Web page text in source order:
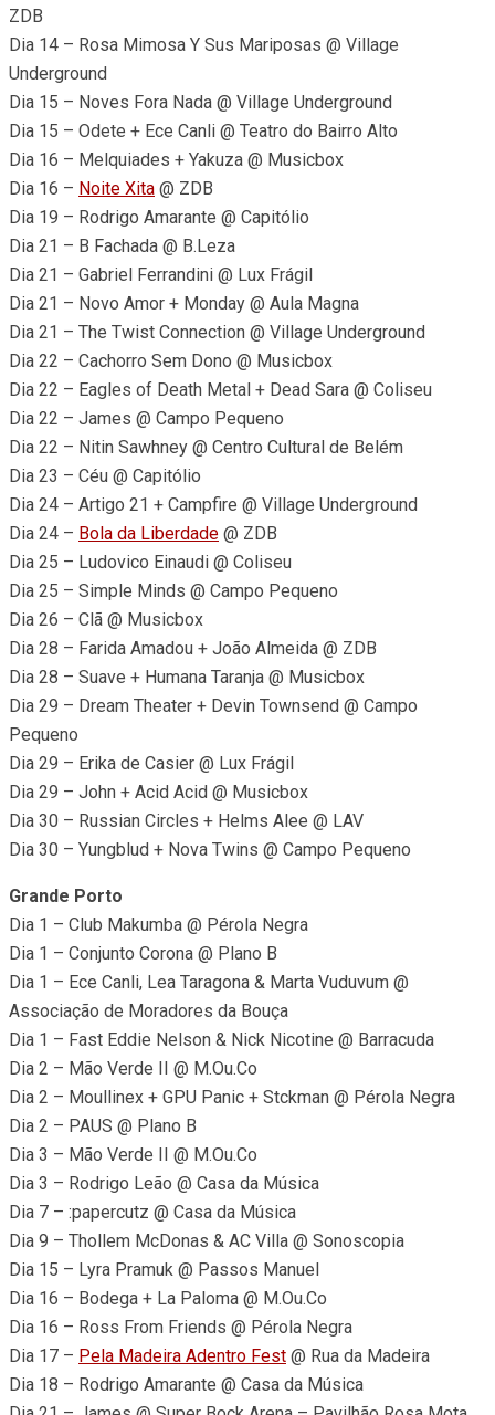
ZDB
Dia 14 – Rosa Mimosa Y Sus Mariposas @ Village
Underground
Dia 15 – Noves Fora Nada @ Village Underground
Dia 15 – Odete + Ece Canli @ Teatro do Bairro Alto
Dia 16 – Melquiades + Yakuza @ Musicbox
Dia 16 – Noite Xita @ ZDB
Dia 19 – Rodrigo Amarante @ Capitólio
Dia 21 – B Fachada @ B.Leza
Dia 21 – Gabriel Ferrandini @ Lux Frágil
Dia 21 – Novo Amor + Monday @ Aula Magna
Dia 21 – The Twist Connection @ Village Underground
Dia 22 – Cachorro Sem Dono @ Musicbox
Dia 22 – Eagles of Death Metal + Dead Sara @ Coliseu
Dia 22 – James @ Campo Pequeno
Dia 22 – Nitin Sawhney @ Centro Cultural de Belém
Dia 23 – Céu @ Capitólio
Dia 24 – Artigo 21 + Campfire @ Village Underground
Dia 24 – Bola da Liberdade @ ZDB
Dia 25 – Ludovico Einaudi @ Coliseu
Dia 25 – Simple Minds @ Campo Pequeno
Dia 26 – Clã @ Musicbox
Dia 28 – Farida Amadou + João Almeida @ ZDB
Dia 28 – Suave + Humana Taranja @ Musicbox
Dia 29 – Dream Theater + Devin Townsend @ Campo
Pequeno
Dia 29 – Erika de Casier @ Lux Frágil
Dia 29 – John + Acid Acid @ Musicbox
Dia 30 – Russian Circles + Helms Alee @ LAV
Dia 30 – Yungblud + Nova Twins @ Campo Pequeno
Grande Porto
Dia 1 – Club Makumba @ Pérola Negra
Dia 1 – Conjunto Corona @ Plano B
Dia 1 – Ece Canli, Lea Taragona & Marta Vuduvum @
Associação de Moradores da Bouça
Dia 1 – Fast Eddie Nelson & Nick Nicotine @ Barracuda
Dia 2 – Mão Verde II @ M.Ou.Co
Dia 2 – Moullinex + GPU Panic + Stckman @ Pérola Negra
Dia 2 – PAUS @ Plano B
Dia 3 – Mão Verde II @ M.Ou.Co
Dia 3 – Rodrigo Leão @ Casa da Música
Dia 7 – :papercutz @ Casa da Música
Dia 9 – Thollem McDonas & AC Villa @ Sonoscopia
Dia 15 – Lyra Pramuk @ Passos Manuel
Dia 16 – Bodega + La Paloma @ M.Ou.Co
Dia 16 – Ross From Friends @ Pérola Negra
Dia 17 – Pela Madeira Adentro Fest @ Rua da Madeira
Dia 18 – Rodrigo Amarante @ Casa da Música